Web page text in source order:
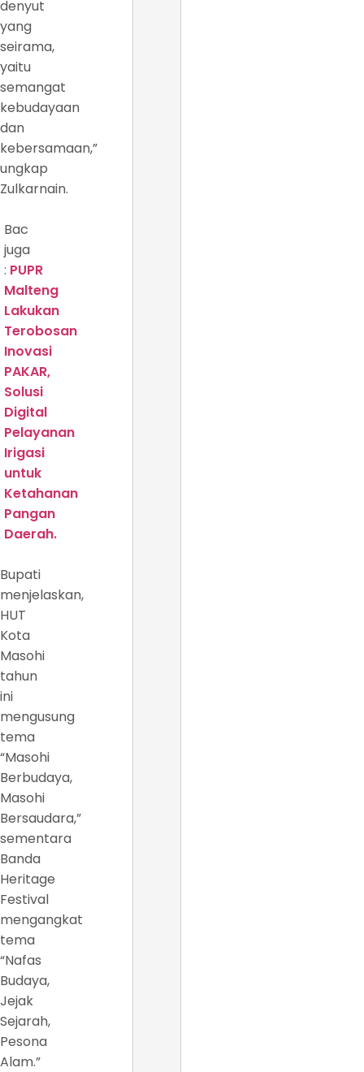
denyut
yang
seirama,
yaitu
semangat
kebudayaan
dan
kebersamaan,”
ungkap
Zulkarnain.
Bac
juga
: PUPR
Malteng
Lakukan
Terobosan
Inovasi
PAKAR,
Solusi
Digital
Pelayanan
Irigasi
untuk
Ketahanan
Pangan
Daerah.
Bupati
menjelaskan,
HUT
Kota
Masohi
tahun
ini
mengusung
tema
“Masohi
Berbudaya,
Masohi
Bersaudara,”
sementara
Banda
Heritage
Festival
mengangkat
tema
“Nafas
Budaya,
Jejak
Sejarah,
Pesona
Alam.”